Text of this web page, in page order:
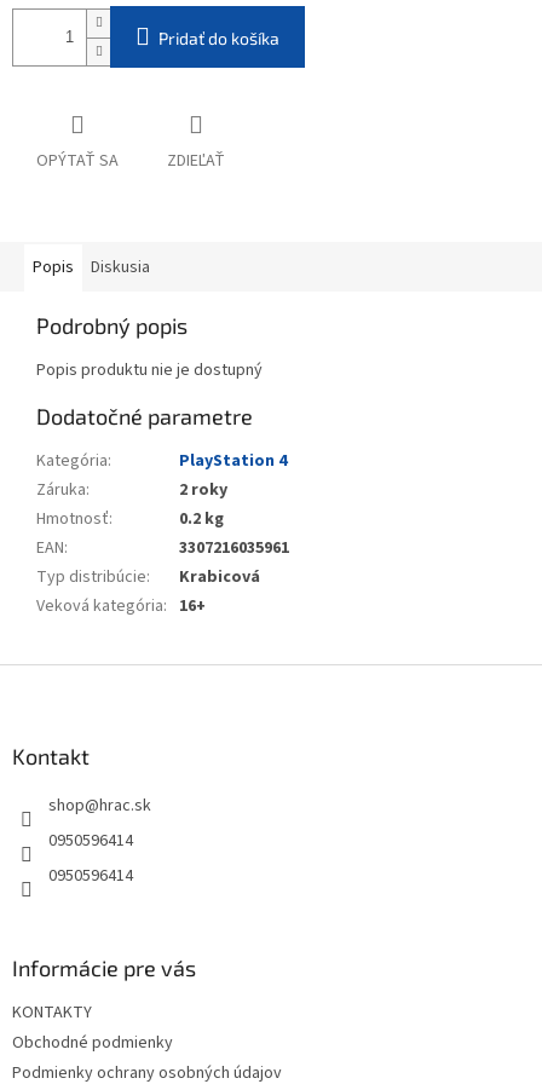
Pridať do košíka
OPÝTAŤ SA ZDIEĽAŤ
Popis Diskusia
Podrobný popis
Popis produktu nie je dostupný
Dodatočné parametre
Kategória:
PlayStation 4
Záruka:
2 roky
Hmotnosť:
0.2 kg
EAN:
3307216035961
Typ distribúcie:
Krabicová
Veková kategória: 16+
Kontakt
shop@hrac.sk
0950596414
0950596414
Informácie pre vás
KONTAKTY
Obchodné podmienky
Podmienky ochrany osobných údajov